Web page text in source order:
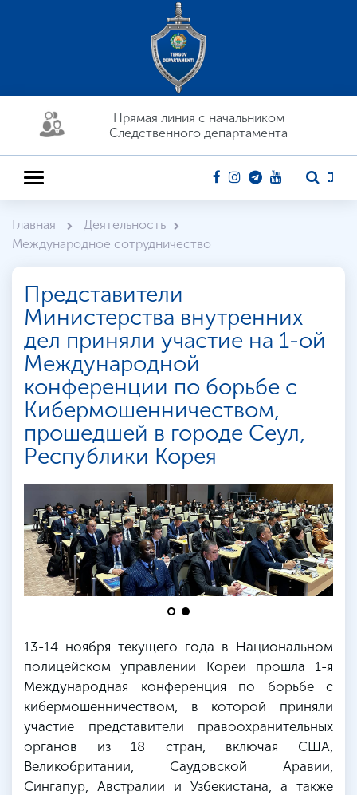
Прямая линия c начальником
Следственного департамента
Главная
Деятельность
Международное сотрудничество
Представители
Министерства внутренних
дел приняли участие на 1-ой
Международной
конференции по борьбе с
Кибермошенничеством,
прошедшей в городе Сеул,
Республики Корея
13-14 ноября текущего года в Национальном
полицейском управлении Кореи прошла 1-я
Международная конференция по борьбе с
кибермошенничеством, в которой приняли
участие представители правоохранительных
органов из 18 стран, включая США,
Великобритании, Саудовской Аравии,
Сингапур, Австралии и Узбекистана, а также